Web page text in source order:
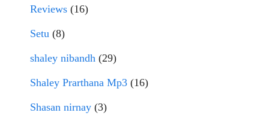
Reviews (16)
Setu (8)
shaley nibandh (29)
Shaley Prarthana Mp3 (16)
Shasan nirnay (3)